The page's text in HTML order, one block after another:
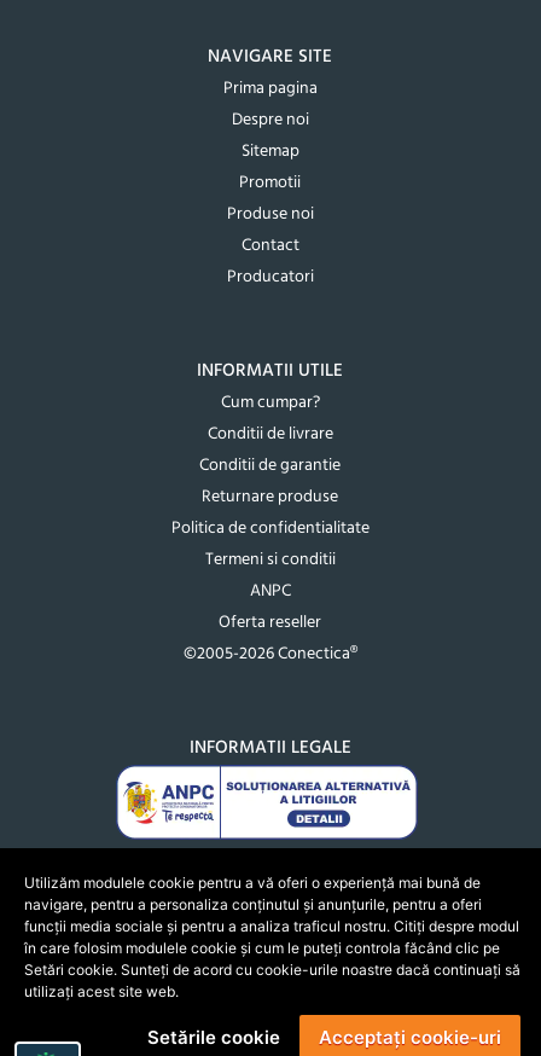
NAVIGARE SITE
Prima pagina
Despre noi
Sitemap
Promotii
Produse noi
Contact
Producatori
INFORMATII UTILE
Cum cumpar?
Conditii de livrare
Conditii de garantie
Returnare produse
Politica de confidentialitate
Termeni si conditii
ANPC
Oferta reseller
©2005-2026 Conectica®
INFORMATII LEGALE
Utilizăm modulele cookie pentru a vă oferi o experiență mai bună de
navigare, pentru a personaliza conținutul și anunțurile, pentru a oferi
funcții media sociale și pentru a analiza traficul nostru. Citiți despre modul
în care folosim modulele cookie și cum le puteți controla făcând clic pe
Setări cookie. Sunteți de acord cu cookie-urile noastre dacă continuați să
utilizați acest site web.
Setările cookie Acceptați cookie-uri